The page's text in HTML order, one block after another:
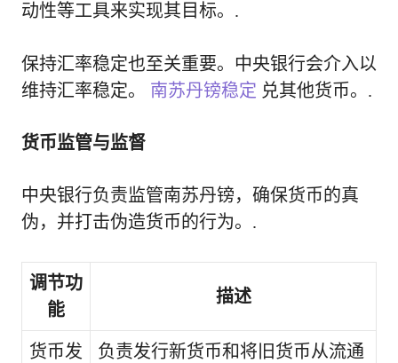
动性等工具来实现其目标。.
保持汇率稳定也至关重要。中央银行会介入以
维持汇率稳定。 南苏丹镑稳定 兑其他货币。.
货币监管与监督
中央银行负责监管南苏丹镑，确保货币的真
伪，并打击伪造货币的行为。.
调节功
能
描述
货币发
负责发行新货币和将旧货币从流通